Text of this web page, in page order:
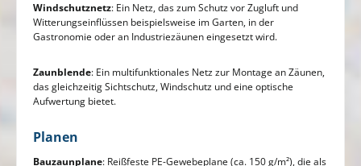
Windschutznetz: Ein Netz, das zum Schutz vor Zugluft und
Witterungseinflüssen beispielsweise im Garten, in der
Gastronomie oder an Industriezäunen eingesetzt wird.
Zaunblende: Ein multifunktionales Netz zur Montage an Zäunen,
das gleichzeitig Sichtschutz, Windschutz und eine optische
Aufwertung bietet.
Planen
Bauzaunplane: Reißfeste PE-Gewebeplane (ca. 150 g/m²), die als